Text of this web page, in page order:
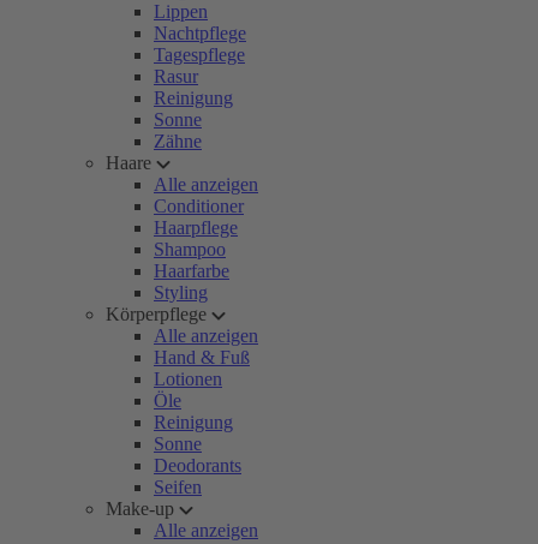
Lippen
Nachtpflege
Tagespflege
Rasur
Reinigung
Sonne
Zähne
Haare
Alle anzeigen
Conditioner
Haarpflege
Shampoo
Haarfarbe
Styling
Körperpflege
Alle anzeigen
Hand & Fuß
Lotionen
Öle
Reinigung
Sonne
Deodorants
Seifen
Make-up
Alle anzeigen